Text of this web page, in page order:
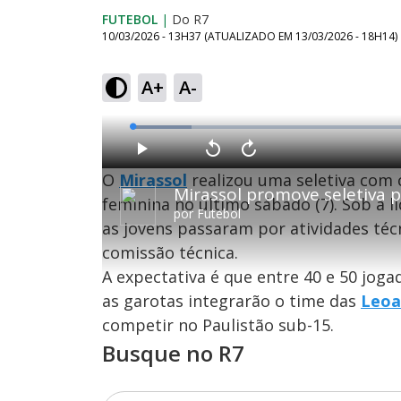
FUTEBOL | Do R7
10/03/2026 - 13H37 (ATUALIZADO EM 13/03/2026 - 18H14)
A+ A-
Mirassol promove seletiva
por Futebol
P
l
a
y
V
o
l
t
a
r
1
0
s
g
u
n
d
s
A
v
a
n
ç
a
1
0
n
o
s
o
L
o
a
d
e
:
9
.
9
%
O Mirassol realizou uma seletiva
feminina no último sábado (7). Sob a
as jovens passaram por atividades
comissão técnica.
A expectativa é que entre 40 e 50
as garotas integrarão o time das
competir no Paulistão sub-15.
Busque no R7